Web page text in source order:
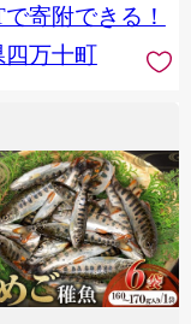
寄附できる！
四万十町